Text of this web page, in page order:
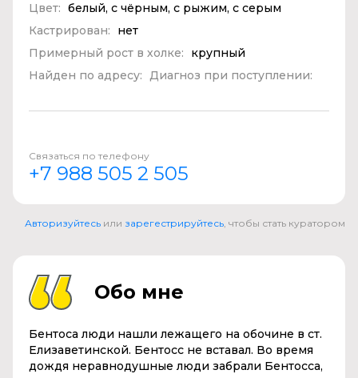
Цвет: белый, с чёрным, с рыжим, с серым
Кастрирован:
нет
Примерный рост в холке:
крупный
Найден по адресу: Диагноз при поступлении:
Связаться по телефону
+7 988 505 2 505
Авторизуйтесь или зарегестрируйтесь, чтобы стать куратором
Обо мне
Бентоса люди нашли лежащего на обочине в ст.
Елизаветинской. Бентосс не вставал. Во время
дождя неравнодушные люди забрали Бентосса,